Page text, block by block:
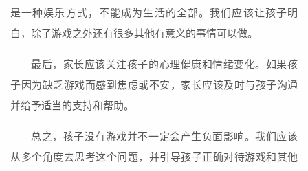
是一种娱乐方式，不能成为生活的全部。我们应该让孩子明
白，除了游戏之外还有很多其他有意义的事情可以做。
最后，家长应该关注孩子的心理健康和情绪变化。如果孩
子因为缺乏游戏而感到焦虑或不安，家长应该及时与孩子沟通
并给予适当的支持和帮助。
总之，孩子没有游戏并不一定会产生负面影响。我们应该
从多个角度去思考这个问题，并引导孩子正确对待游戏和其他